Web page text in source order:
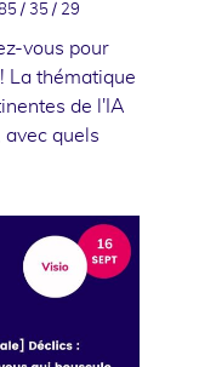
/ 35 / 29
vous pour
La thématique
de l'IA
quels